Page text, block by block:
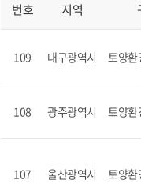
번호 지역
109 대구광역시 토양환
108 광주광역시 토양환
107 울산광역시 토양환